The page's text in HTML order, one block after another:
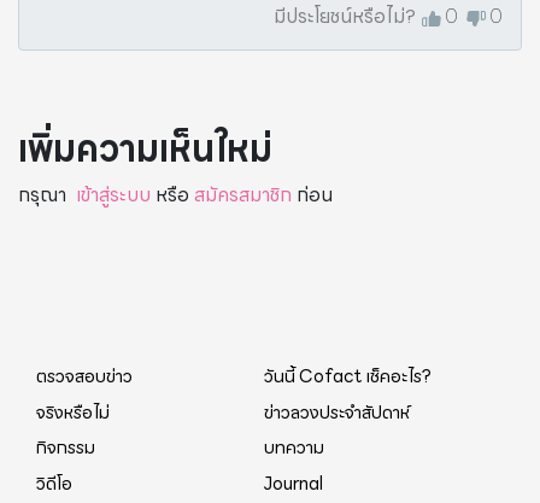
มีประโยชน์หรือไม่? 0 0
เพิ่มความเห็นใหม่
กรุณา เข้าสู่ระบบ หรือ สมัครสมาชิก ก่อน
ตรวจสอบข่าว
วันนี้ Cofact เช็คอะไร?
จริงหรือไม่
ข่าวลวงประจำสัปดาห์
กิจกรรม
บทความ
วิดีโอ
Journal